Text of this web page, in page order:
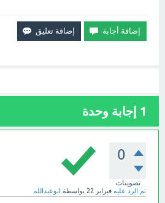
1 إجابة وحدة
0
تصويتات
تم الرد عليه فبراير 22 بواسطة ابوعبدالله